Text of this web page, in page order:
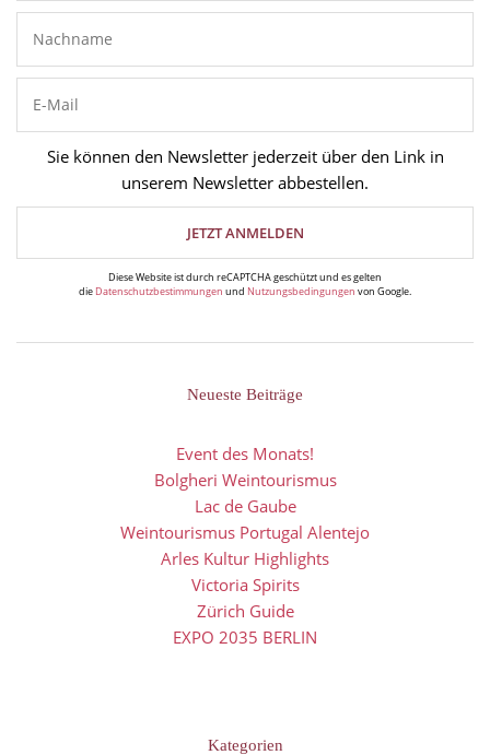
Sie können den Newsletter jederzeit über den Link in
unserem Newsletter abbestellen.
Diese Website ist durch reCAPTCHA geschützt und es gelten
die Datenschutzbestimmungen und Nutzungsbedingungen von Google.
Neueste Beiträge
Event des Monats!
Bolgheri Weintourismus
Lac de Gaube
Weintourismus Portugal Alentejo
Arles Kultur Highlights
Victoria Spirits
Zürich Guide
EXPO 2035 BERLIN
Kategorien